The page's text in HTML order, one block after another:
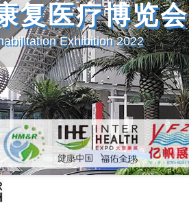
复医疗博览会
Exhibition 2022